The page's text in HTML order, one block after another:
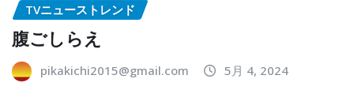
TVニューストレンド
腹ごしらえ
pikakichi2015@gmail.com 5月 4, 2024